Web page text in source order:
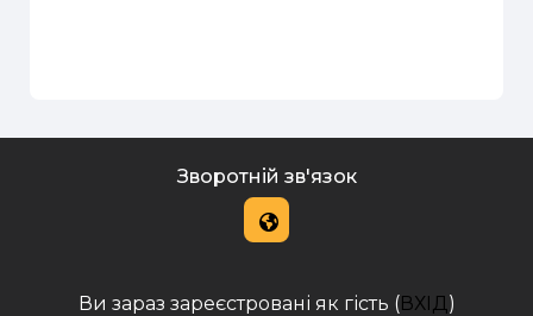
Зворотній зв'язок
Ви зараз зареєстровані як гість (ВХІД )